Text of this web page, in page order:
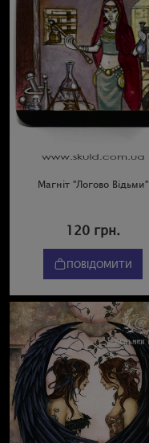
Магніт "Логово Відьми"
120 грн.
ПОВІДОМИТИ